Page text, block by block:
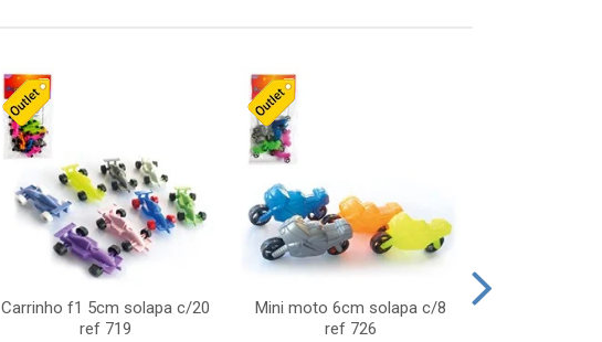
Carrinho f1 5cm solapa c/20
ref 719
Mini moto 6cm solapa c/8
ref 726